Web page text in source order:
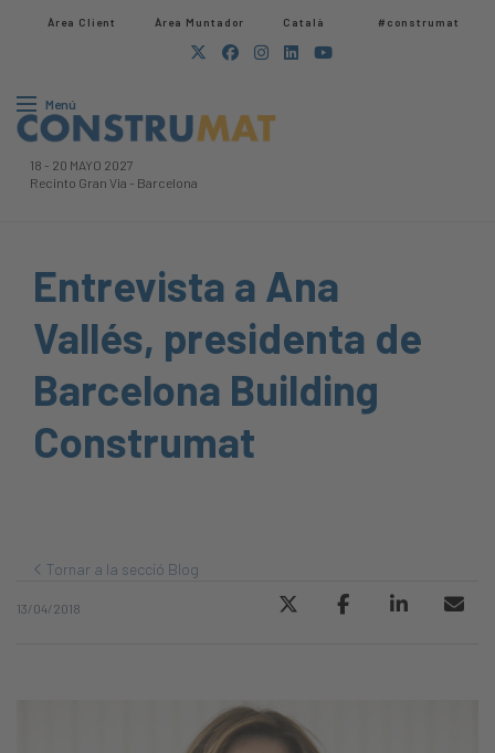
Àrea Client Àrea Muntador​ Català #construmat
Menú
18 - 20 MAYO 2027
Recinto Gran Via - Barcelona
Entrevista a Ana
Vallés, presidenta de
Barcelona Building
Construmat
Tornar a la secció Blog
13/04/2018